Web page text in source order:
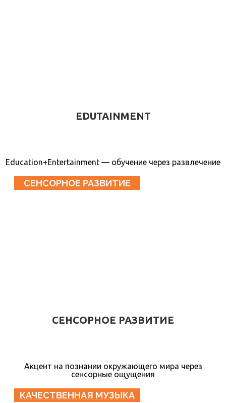
EDUTAINMENT
Education+Entertainment — обучение через развлечение
СЕНСОРНОЕ РАЗВИТИЕ
СЕНСОРНОЕ РАЗВИТИЕ
Акцент на познании окружающего мира через
сенсорные ощущения
КАЧЕСТВЕННАЯ МУЗЫКА